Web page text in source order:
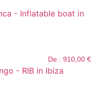
De : 910,00 €